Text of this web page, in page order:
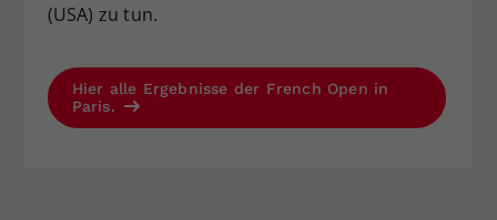
(USA) zu tun.
Hier alle Ergebnisse der French Open in
Paris.